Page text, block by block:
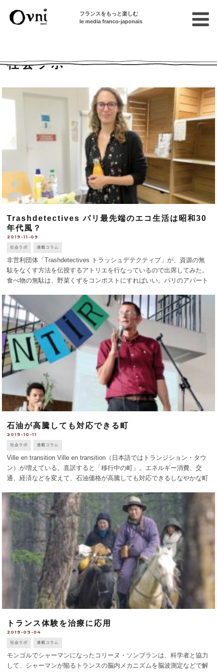
フランスをもっと楽しむ
le media franco-japonais
社会ラボ
Trashdetectives パリ最先端のエコ生活は昭和30
年代風？
2019-11-09
社会ラボ 連載コラム
非営利団体「Trashdetectives トラッシュデテクティブ」が、資源の無
駄をなくす方法を伝授するアトリエを行なっているので出席してみた。
食べ物の無駄は、野菜くずをコンポストにすればいい。パリのアパート
端にコン [...]
石油が高騰しても対応できる町
2019-10-11
社会ラボ 連載コラム
Ville en transition Ville en transition（日本語ではトランジション・タウ
ン）が増えている。直訳すると「移行中の町」。エネルギー消費、交
通、経済などを変えて、石油価格が高騰しても対応できるしなやかな町
トランス体験を治療に応用
2019-09-04
社会ラボ 連載コラム
モンゴルでシャーマンになったコリーヌ・ソンブランは、科学者と協力
して、シャーマンが陥るトランスの脳内メカニズムを脳波測定などで解